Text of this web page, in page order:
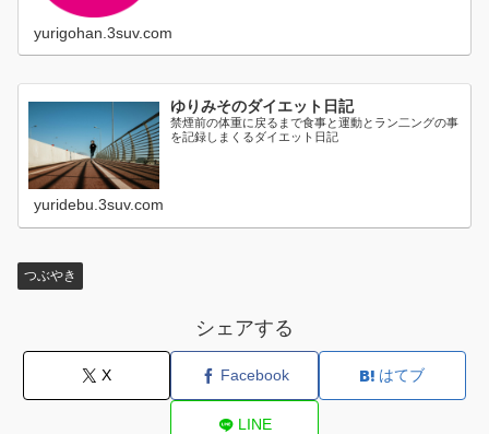
yurigohan.3suv.com
ゆりみそのダイエット日記
禁煙前の体重に戻るまで食事と運動とラン二ングの事
を記録しまくるダイエット日記
yuridebu.3suv.com
つぶやき
シェアする
X Facebook はてブ
LINE